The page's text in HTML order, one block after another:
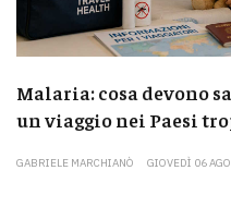
Malaria: cosa devono
un viaggio nei Paesi
GABRIELE MARCHIANÒ GIOVEDÌ 06